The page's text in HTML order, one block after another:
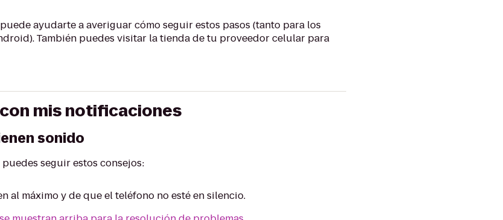
ayudarte a averiguar cómo seguir estos pasos (tanto para los
También puedes visitar la tienda de tu proveedor celular para
mis notificaciones
sonido
seguir estos consejos:
al máximo y de que el teléfono no esté en silencio.